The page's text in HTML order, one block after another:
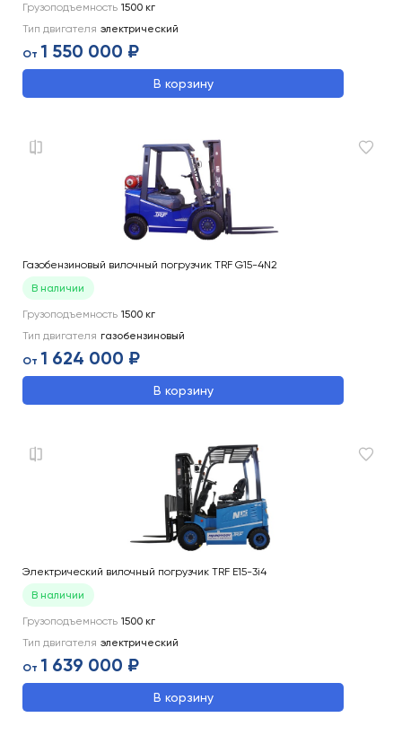
Грузоподъемность 1500 кг
Тип двигателя электрический
От 1 550 000 ₽
В корзину
Газобензиновый вилочный погрузчик TRF G15-4N2
В наличии
Грузоподъемность 1500 кг
Тип двигателя газобензиновый
От 1 624 000 ₽
В корзину
Электрический вилочный погрузчик TRF E15-3i4
В наличии
Грузоподъемность 1500 кг
Тип двигателя электрический
От 1 639 000 ₽
В корзину